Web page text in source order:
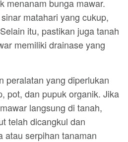
menanam bunga mawar.
matahari yang cukup,
itu, pastikan juga tanah
memiliki drainase yang
peralatan yang diperlukan
pot, dan pupuk organik. Jika
langsung di tanah,
telah dicangkul dan
atau serpihan tanaman